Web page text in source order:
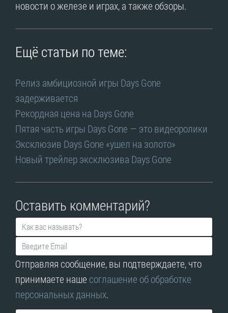
новости о железе и играх, а также обзоры.
Ещё статьи по теме:
Релиз амбициозной игры Days Gone
задерживается
Рекордная цена на Days Gone
Пятая часть игры Days Gone — это видеоролики
Эксклюзив Days Gone «ушел на золото»
Новый трейлер эксклюзива Days Gone
Оставить комментарий?
Отправляя сообщение, вы подтверждаете, что
принимаете наше соглашение об обработке
персональных данных.